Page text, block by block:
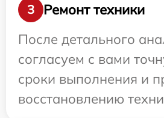
3
Ремонт техники
После детального
согласуем с вами
сроки выполнения и
восстановлению